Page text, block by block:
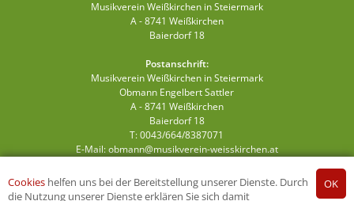
Cookies helfen uns bei der Bereitstellung unserer Dienste. Durch
die Nutzung unserer Dienste erklären Sie sich damit
Musikverein Weißkirchen in Steiermark
A - 8741 Weißkirchen
Baierdorf 18
Postanschrift:
Musikverein Weißkirchen in Steiermark
Obmann Engelbert Sattler
A - 8741 Weißkirchen
Baierdorf 18
T: 0043/664/8387071
E-Mail: obmann@musikverein-weisskirchen.at